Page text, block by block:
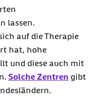
lassen.
auf die Therapie
hat, hohe
und diese auch mit
Solche Zentren gibt